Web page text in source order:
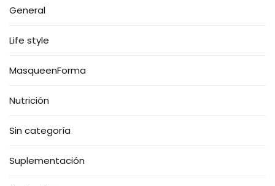
General
Life style
MasqueenForma
Nutrición
Sin categoría
Suplementación